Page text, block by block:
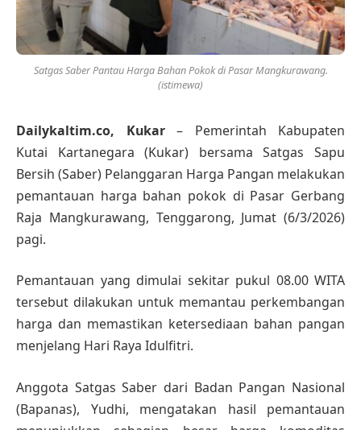
Satgas Saber Pantau Harga Bahan Pokok di Pasar Mangkurawang.
(istimewa)
Dailykaltim.co, Kukar – Pemerintah Kabupaten
Kutai Kartanegara (Kukar) bersama Satgas Sapu
Bersih (Saber) Pelanggaran Harga Pangan melakukan
pemantauan harga bahan pokok di Pasar Gerbang
Raja Mangkurawang, Tenggarong, Jumat (6/3/2026)
pagi.
Pemantauan yang dimulai sekitar pukul 08.00 WITA
tersebut dilakukan untuk memantau perkembangan
harga dan memastikan ketersediaan bahan pangan
menjelang Hari Raya Idulfitri.
Anggota Satgas Saber dari Badan Pangan Nasional
(Bapanas), Yudhi, mengatakan hasil pemantauan